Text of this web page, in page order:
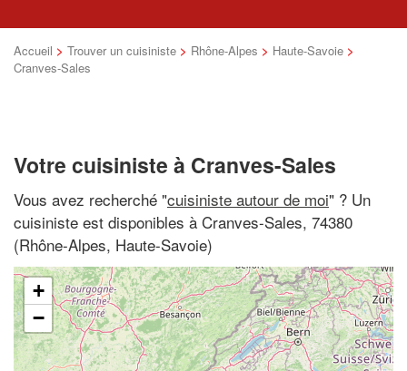
Accueil > Trouver un cuisiniste > Rhône-Alpes > Haute-Savoie >
Cranves-Sales
Votre cuisiniste à Cranves-Sales
Vous avez recherché "cuisiniste autour de moi" ? Un
cuisiniste est disponibles à Cranves-Sales, 74380
(Rhône-Alpes, Haute-Savoie)
+
−